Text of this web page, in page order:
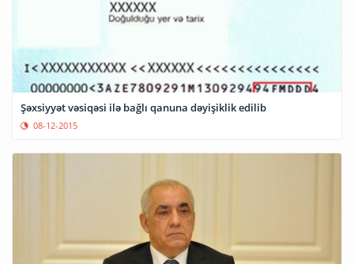
Şəxsiyyət vəsiqəsi ilə bağlı qanuna dəyişiklik edilib
08-12-2015